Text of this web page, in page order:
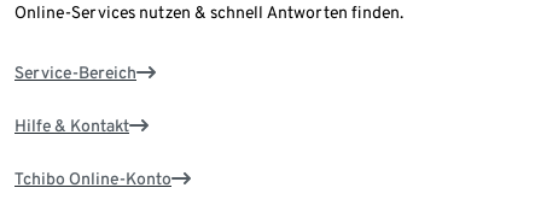
Online-Services nutzen & schnell Antworten finden.
Service-Bereich
Hilfe & Kontakt
Tchibo Online-Konto